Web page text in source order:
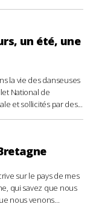
un été, une
la vie des danseuses
National de
et sollicités par des...
sur le pays de mes
qui savez que nous
nous venons...